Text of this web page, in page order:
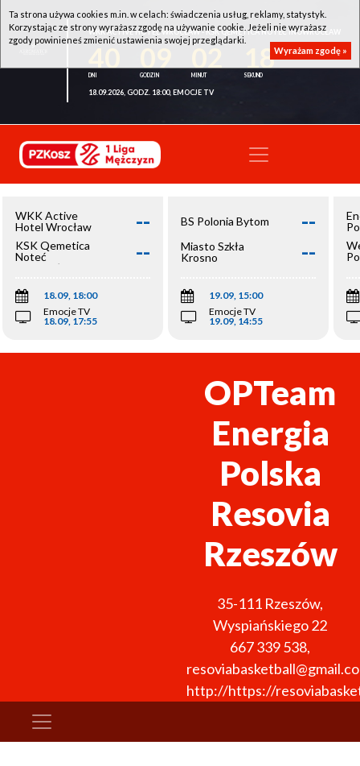
WKK ACTIVE HOTEL WROCŁAW - KSK QEMETICA NOTEĆ INOWROCŁAW
18
18.09.2026, GODZ. 18:00, EMOCJE TV
WKK Active
Hotel Wrocław
--
KSK Qemetica
Noteć
Inowrocław
--
18.09, 18:00
Emocje TV
18.09, 17:55
BS Polonia Bytom --
Miasto Szkła
Krosno
--
19.09, 15:00
Emocje TV
19.09, 14:55
OPTeam
Energia
Polska
Resovia
Rzeszów
35-111 Rzeszów,
Wyspiańskiego 22
667 339 538,
http://https://
Ta strona używa cookies m.in. w celach: świadczenia usług, reklamy, statystyk.
Korzystając ze strony wyrażasz zgodę na używanie cookie. Jeżeli nie wyrażasz
zgody powinieneś zmienić ustawienia swojej przeglądarki.
Wyrażam zgodę »